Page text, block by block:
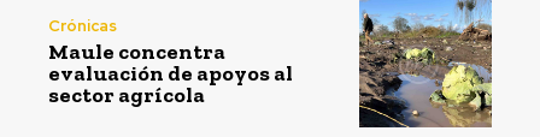
Crónicas
Maule concentra
evaluación de apoyos al
sector agrícola